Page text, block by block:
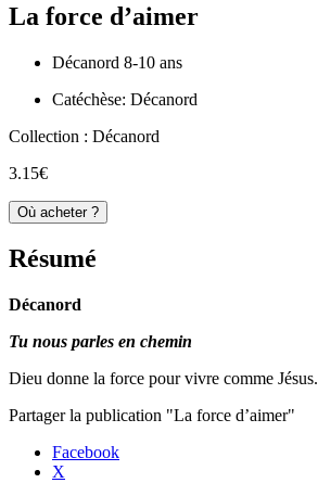
La force d’aimer
Décanord 8-10 ans
Catéchèse: Décanord
Collection : Décanord
3.15€
Où acheter ?
Résumé
Décanord
Tu nous parles en chemin
Dieu donne la force pour vivre comme Jésus.
Partager la publication "La force d’aimer"
Facebook
X